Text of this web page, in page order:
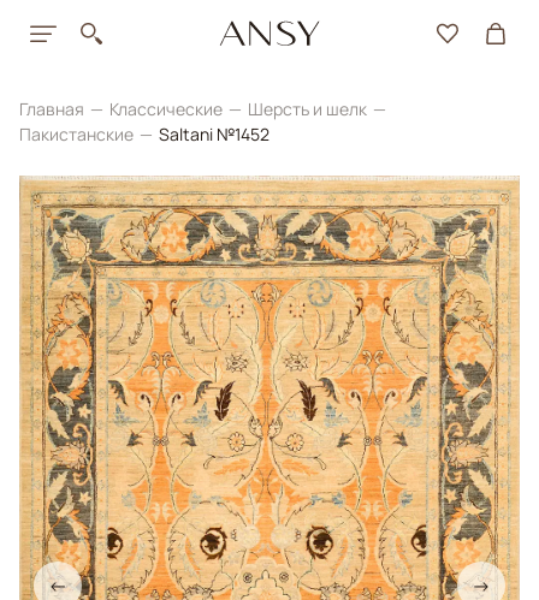
Главная Классические
Шерсть и шелк
Пакистанские
Saltani №1452
← →